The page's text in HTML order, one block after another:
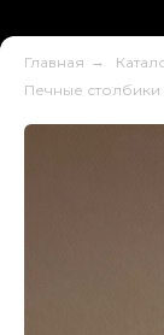
Главная →
Печные столбики